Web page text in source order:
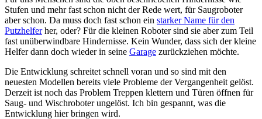
Stufen und mehr fast schon nicht der Rede wert, für Saugroboter
aber schon. Da muss doch fast schon ein starker Name für den
Putzhelferher, oder? Für die kleinen Roboter sind sie aber zum Teil
fast unüberwindbare Hindernisse. Kein Wunder, dass sich der kleine
Helfer dann doch wieder in seine Garage zurückziehen möchte.
Die Entwicklung schreitet schnell voran und so sind mit den
neuesten Modellen bereits viele Probleme der Vergangenheit gelöst.
Derzeit ist noch das Problem Treppen klettern und Türen öffnen für
Saug- und Wischroboter ungelöst. Ich bin gespannt, was die
Entwicklung hier bringen wird.